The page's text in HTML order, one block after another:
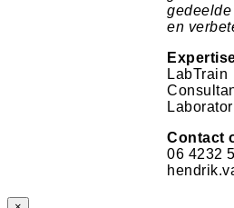
en
LabTrain
Contact
06 4232